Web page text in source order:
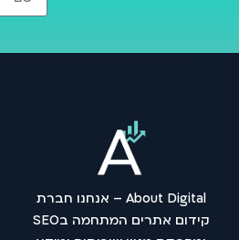
About Digital – אנחנו חברת
קידום אתרים המתחמה בSEO